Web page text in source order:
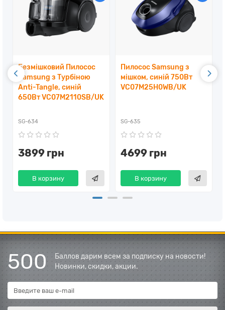
Безмішковий Пилосос
Samsung з Турбіною
Anti-Tangle, синій
650Вт VC07M2110SB/UK
SG-634
3899 грн
В корзину
Пилосос Samsung з
мішком, синій 750Вт
VC07M25H0WB/UK
SG-635
4699 грн
В корзину
500
Баллов дарим всем за подписку на новости!
Новинки, скидки, акции.